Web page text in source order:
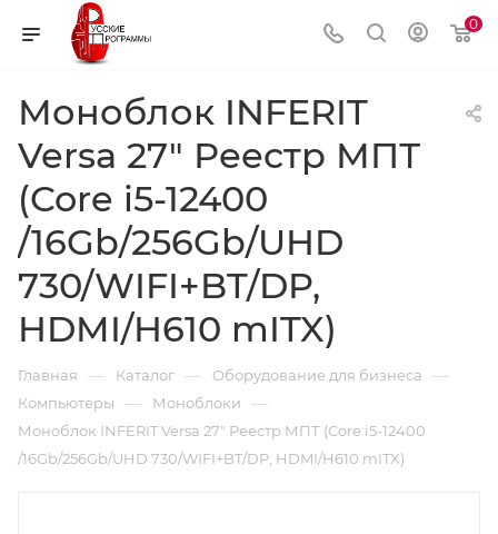
0
Моноблок INFERIT
Versa 27" Реестр МПТ
(Core i5-12400
/16Gb/256Gb/UHD
730/WIFI+BT/DP,
HDMI/H610 mITX)
Главная — Каталог — Оборудование для бизнеса —
Компьютеры — Моноблоки —
Моноблок INFERIT Versa 27" Реестр МПТ (Core i5-12400
/16Gb/256Gb/UHD 730/WIFI+BT/DP, HDMI/H610 mITX)